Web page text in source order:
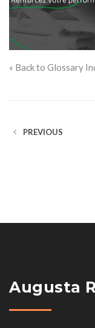
« Back to Glossary
PREVIOUS
Augusta